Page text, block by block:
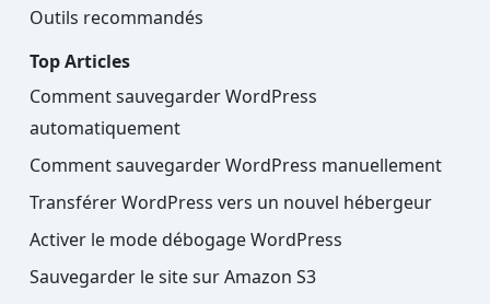
Outils recommandés
Top Articles
Comment sauvegarder WordPress
automatiquement
Comment sauvegarder WordPress manuellement
Transférer WordPress vers un nouvel hébergeur
Activer le mode débogage WordPress
Sauvegarder le site sur Amazon S3